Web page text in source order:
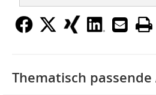
Thematisch